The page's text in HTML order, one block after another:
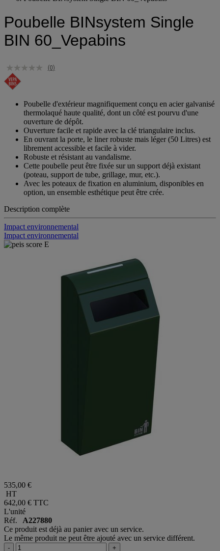
Poubelle BINsystem Single
BIN 60_Vepabins
Poubelle d'extérieur magnifiquement conçu en acier galvanisé
thermolaqué haute qualité, dont un côté est pourvu d'une
ouverture de dépôt.
Ouverture facile et rapide avec la clé triangulaire inclus.
En ouvrant la porte, le liner robuste mais léger (50 Litres) est
librement accessible et facile à vider.
Robuste et résistant au vandalisme.
Cette poubelle peut être fixée sur un support déjà existant
(poteau, support de tube, grillage, mur, etc.).
Avec les poteaux de fixation en aluminium, disponibles en
Description complète
Impact environnemental
Impact environnemental
535,00 €
HT
642,00 €
L'unité
Réf.A227880
Ce produit est déjà au panier avec un service.
Le même produit ne peut être ajouté avec un service différent.